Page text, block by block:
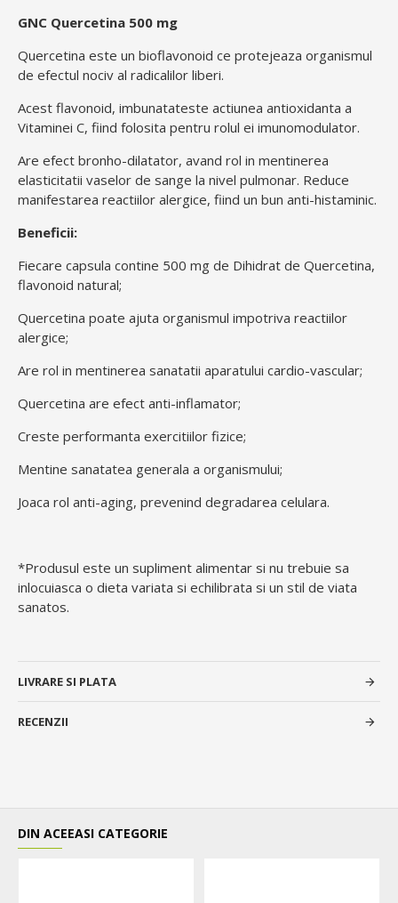
GNC Quercetina 500 mg
Quercetina este un bioflavonoid ce protejeaza organismul
de efectul nociv al radicalilor liberi.
Acest flavonoid, imbunatateste actiunea antioxidanta a
Vitaminei C, fiind folosita pentru rolul ei imunomodulator.
Are efect bronho-dilatator, avand rol in mentinerea
elasticitatii vaselor de sange la nivel pulmonar. Reduce
manifestarea reactiilor alergice, fiind un bun anti-histaminic.
Beneficii:
Fiecare capsula contine 500 mg de Dihidrat de Quercetina,
flavonoid natural;
Quercetina poate ajuta organismul impotriva reactiilor
alergice;
Are rol in mentinerea sanatatii aparatului cardio-vascular;
Quercetina are efect anti-inflamator;
Creste performanta exercitiilor fizice;
Mentine sanatatea generala a organismului;
Joaca rol anti-aging, prevenind degradarea celulara.
*Produsul este un supliment alimentar si nu trebuie sa
inlocuiasca o dieta variata si echilibrata si un stil de viata
sanatos.
LIVRARE SI PLATA
RECENZII
DIN ACEEASI CATEGORIE